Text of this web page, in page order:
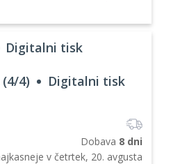
Digitalni tisk
4) Digitalni tisk
Dobava 8 dni
v četrtek, 20. avgusta